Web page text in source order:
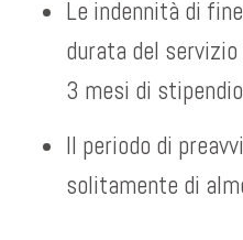
Le indennità di
durata del
3 mesi di
Il periodo di
solitamente di